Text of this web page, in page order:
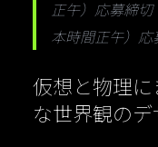
正午）応募締切
本時間正午）応
仮想と物理
な世界観の